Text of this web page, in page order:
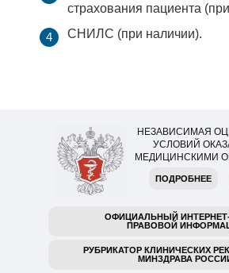
страхования пациента
СНИЛС (при наличии).
НЕЗАВИСИМАЯ
УСЛОВИЙ
МЕДИЦИНСКИМИ
ПОДРОБНЕЕ
ОФИЦИАЛЬНЫЙ
ПРАВОВОЙ
РУБРИКАТОР КЛИНИЧЕСКИХ
МИНЗДРАВА